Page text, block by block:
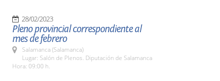
28/02/2023
Pleno provincial correspondiente al
mes de febrero
Salamanca (Salamanca)
Lugar: Salón de Plenos. Diputación de Salamanca
Hora: 09:00 h.